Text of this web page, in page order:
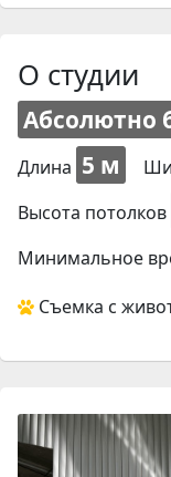
О студии
Абсолютно
Длина 5 м
Высота потолков
Минимальное
Съемка с